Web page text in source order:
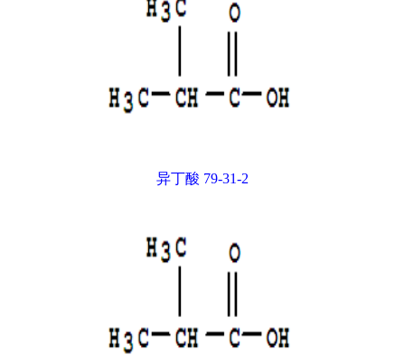
异丁酸 79-31-2